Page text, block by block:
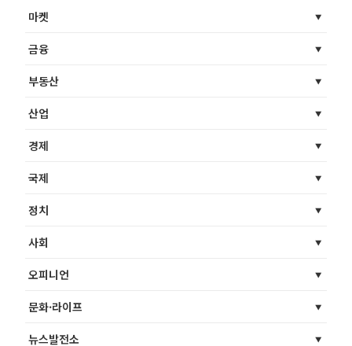
마켓
금융
부동산
산업
경제
국제
정치
사회
오피니언
문화·라이프
뉴스발전소